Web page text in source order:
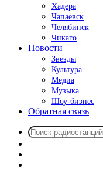
Хадера
Чапаевск
Челябинск
Чикаго
Новости
Звезды
Культура
Медиа
Музыка
Шоу-бизнес
Обратная связь